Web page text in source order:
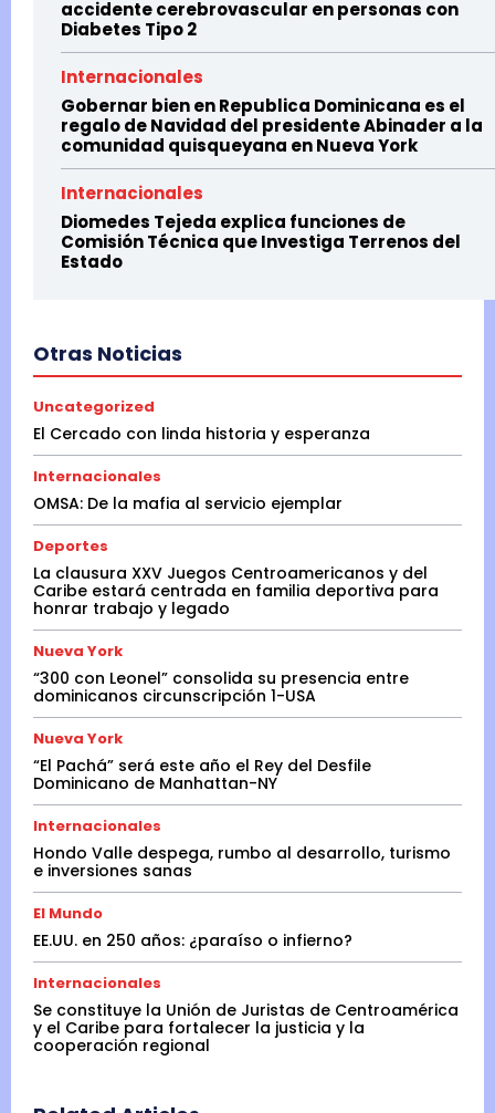
accidente cerebrovascular en personas con
Diabetes Tipo 2
Internacionales
Gobernar bien en Republica Dominicana es el
regalo de Navidad del presidente Abinader a la
comunidad quisqueyana en Nueva York
Internacionales
Diomedes Tejeda explica funciones de
Comisión Técnica que Investiga Terrenos del
Estado
Otras Noticias
Uncategorized
El Cercado con linda historia y esperanza
Internacionales
OMSA: De la mafia al servicio ejemplar
Deportes
La clausura XXV Juegos Centroamericanos y del
Caribe estará centrada en familia deportiva para
honrar trabajo y legado
Nueva York
“300 con Leonel” consolida su presencia entre
dominicanos circunscripción 1-USA
Nueva York
“El Pachá” será este año el Rey del Desfile
Dominicano de Manhattan-NY
Internacionales
Hondo Valle despega, rumbo al desarrollo, turismo
e inversiones sanas
El Mundo
EE.UU. en 250 años: ¿paraíso o infierno?
Internacionales
Se constituye la Unión de Juristas de Centroamérica
y el Caribe para fortalecer la justicia y la
cooperación regional